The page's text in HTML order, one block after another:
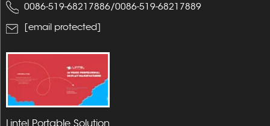
0086-519-68217886/0086-519-68217889
[email protected]
Lintel Portable Solution